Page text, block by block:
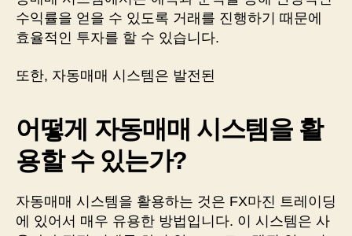
수익률을 얻을 수 있도록 거래를 진행하기 때문에
효율적인 투자를 할 수 있습니다.
또한, 자동매매 시스템은 발전된
어떻게 자동매매 시스템을 활
용할 수 있는가?
자동매매 시스템을 활용하는 것은 FX마진 트레이딩
에 있어서 매우 유용한 방법입니다. 이 시스템은 사